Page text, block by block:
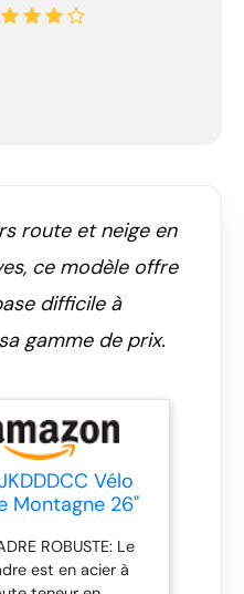
route et neige en
ce modèle offre
difficile à
gamme de prix.
Vélo
Montagne 26"
Adultes -
24/27/30
ROBUSTE: Le
est en acier à